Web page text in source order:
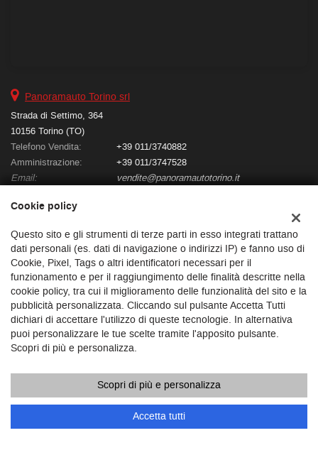
Panoramauto Torino srl
Strada di Settimo, 364
10156 Torino (TO)
Telefono Vendita:
+39 011/3740882
Amministrazione:
+39 011/3747528
Email:
vendite@panoramautotorino.it
Dati fiscali:
Panoramauto Torino Srl
Strada di Settimo n°364
C.F/P.IVA:10683480015
Registro delle imprese:TO
Capitale sociale: €120.0000 i.v.
Cookie policy
Questo sito e gli strumenti di terze parti in esso integrati trattano
dati personali (es. dati di navigazione o indirizzi IP) e fanno uso di
Cookie, Pixel, Tags o altri identificatori necessari per il
funzionamento e per il raggiungimento delle finalità descritte nella
cookie policy, tra cui il miglioramento delle funzionalità del sito e la
pubblicità personalizzata. Cliccando sul pulsante Accetta Tutti
dichiari di accettare l'utilizzo di queste tecnologie. In alternativa
puoi personalizzare le tue scelte tramite l'apposito pulsante.
Scopri di più e personalizza.
Scopri di più e personalizza
Accetta tutti